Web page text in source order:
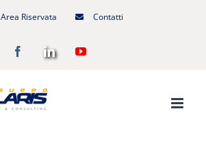
Area Riservata Contatti
FacebookLinkedInYouTube